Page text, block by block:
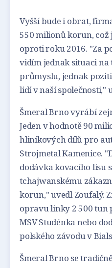
Vyšší bude i obrat,
550 milionů korun,
oproti roku 2016. "Za
vidím jednak situaci
průmyslu, jednak
lidí v naší společnosti,"
Šmeral Brno vyrábí
Jeden v hodnotě 90
hliníkových dílů pro
Strojmetal Kamenice.
dodávka kovacího lisu
tchajwanskému
korun," uvedl Zoufalý.
opravu linky 2 500 tun
MSV Studénka nebo
polského závodu v
Šmeral Brno se